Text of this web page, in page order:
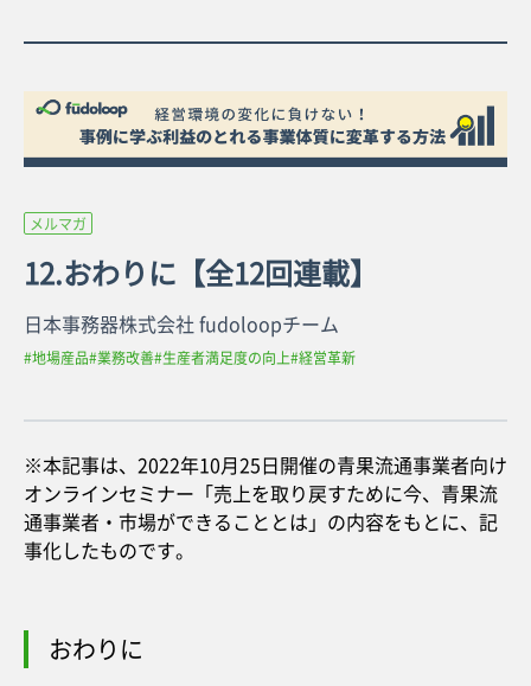
メルマガ
12.おわりに【全12回連載】
日本事務器株式会社 fudoloopチーム
#地場産品#業務改善#生産者満足度の向上#経営革新
※本記事は、2022年10月25日開催の青果流通事業者向け
オンラインセミナー「売上を取り戻すために今、青果流
通事業者・市場ができることとは」の内容をもとに、記
事化したものです。
おわりに